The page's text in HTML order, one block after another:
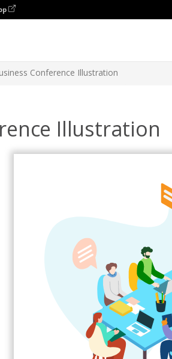
Conference Illustration
Illustration